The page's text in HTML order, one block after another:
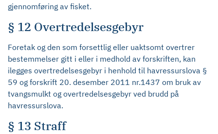
gjennomføring av fisket.
§ 12 Overtredelsesgebyr
Foretak og den som forsettlig eller uaktsomt overtrer
bestemmelser gitt i eller i medhold av forskriften, kan
ilegges overtredelsesgebyr i henhold til havressurslova §
59 og forskrift 20. desember 2011 nr.1437 om bruk av
tvangsmulkt og overtredelsesgebyr ved brudd på
havressurslova.
§ 13 Straff